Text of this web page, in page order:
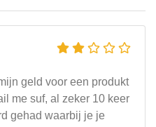
geld voor een produkt
me suf, al zeker 10 keer
gehad waarbij je je